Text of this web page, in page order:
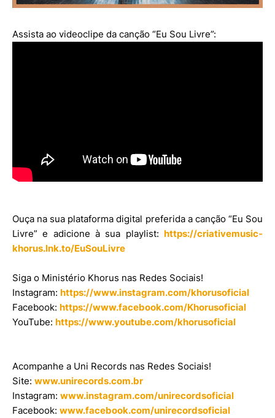
Assista ao videoclipe da canção “Eu Sou Livre”:
Ouça na sua plataforma digital preferida a canção “Eu Sou
Livre” e adicione à sua playlist: https://criativemusic-
khorus.lnk.to/EuSouLivre
Siga o Ministério Khorus nas Redes Sociais!
Instagram: https://www.instagram.com/khorusoficial
Facebook: https://www.facebook.com/Khorusoficial
YouTube: https://www.youtube.com/khorusoficial
Acompanhe a Uni Records nas Redes Sociais!
Site: www.unirecords.com.br
Instagram: www.instagram.com/unirecordsoficial
Facebook: www.facebook.com/unirecordsoficial